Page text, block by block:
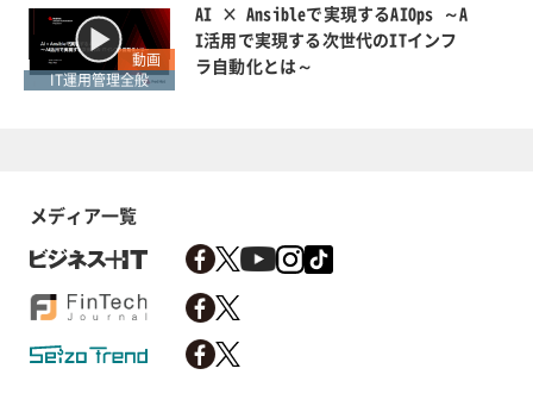
動画
IT運用管理全般
AI × Ansibleで実現するAIOps ～A
I活用で実現する次世代のITインフ
ラ自動化とは～
メディア一覧